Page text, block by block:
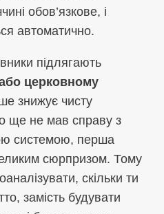
обов’язкове, і
автоматично.
підлягають
церковному
знижує чисту
ще не мав справу з
системою, перша
сюрпризом. Тому
скільки ти
замість будувати